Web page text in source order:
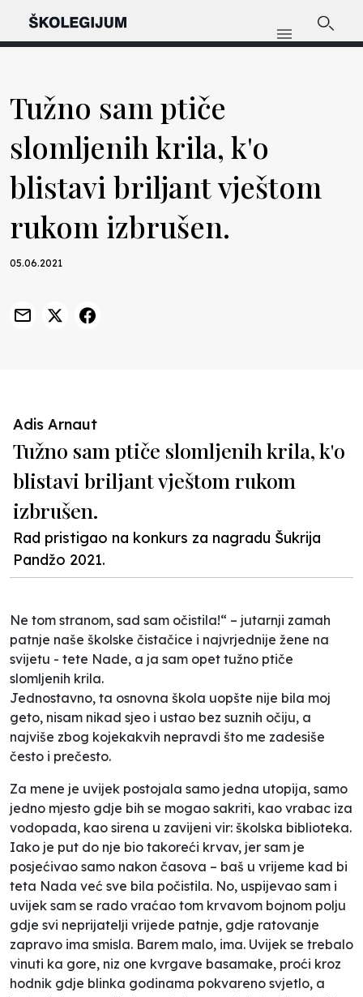
Tužno sam ptiče
slomljenih krila, k'o
blistavi briljant vještom
rukom izbrušen.
05.06.2021
Adis Arnaut
Tužno sam ptiče slomljenih krila, k'o
blistavi briljant vještom rukom
izbrušen.
Rad pristigao na konkurs za nagradu Šukrija
Pandžo 2021.
Ne tom stranom, sad sam očistila!“ – jutarnji zamah
patnje naše školske čistačice i najvrjednije žene na
svijetu - tete Nade, a ja sam opet tužno ptiče
slomljenih krila.
Jednostavno, ta osnovna škola uopšte nije bila moj
geto, nisam nikad sjeo i ustao bez suznih očiju, a
najviše zbog kojekakvih nepravdi što me zadesiše
često i prečesto.
Za mene je uvijek postojala samo jedna utopija, samo
jedno mjesto gdje bih se mogao sakriti, kao vrabac iza
vodopada, kao sirena u zavijeni vir: školska biblioteka.
Iako je put do nje bio takoreći krvav, jer sam je
posjećivao samo nakon časova – baš u vrijeme kad bi
teta Nada već sve bila počistila. No, uspijevao sam i
uvijek sam se rado vraćao tom krvavom bojnom polju
gdje svi neprijatelji vrijede patnje, gdje ratovanje
zapravo ima smisla. Barem malo, ima. Uvijek se trebalo
vinuti ka gore, niz one kvrgave basamake, proći kroz
hodnik gdje blinka godinama pokvareno svjetlo, a